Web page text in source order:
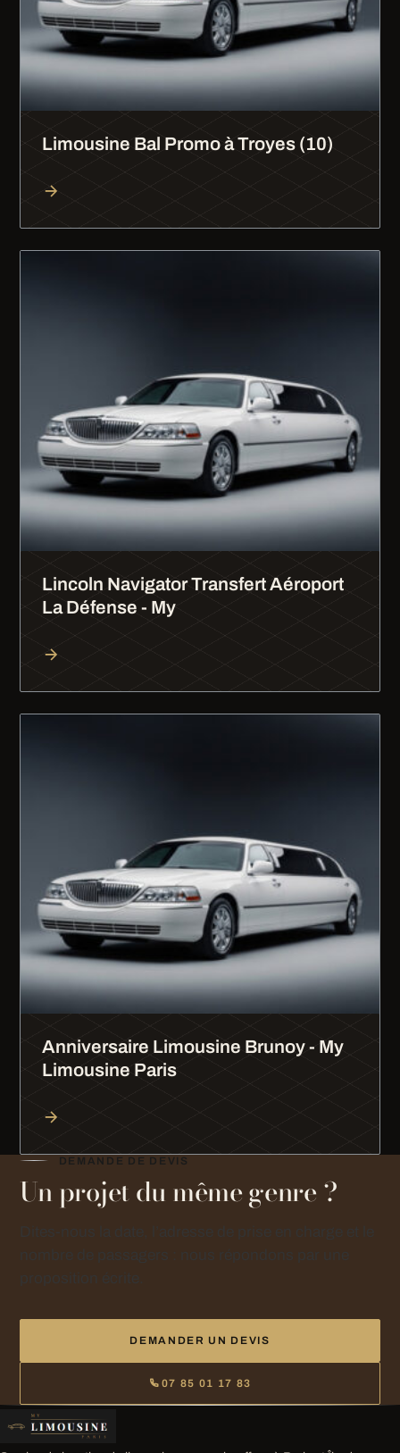
Limousine Bal Promo à Troyes (10)
Lincoln Navigator Transfert Aéroport
La Défense - My
Anniversaire Limousine Brunoy - My
Limousine Paris
DEMANDE DE DEVIS
Un projet du même genre ?
DEMANDER UN DEVIS
07 85 01 17 83